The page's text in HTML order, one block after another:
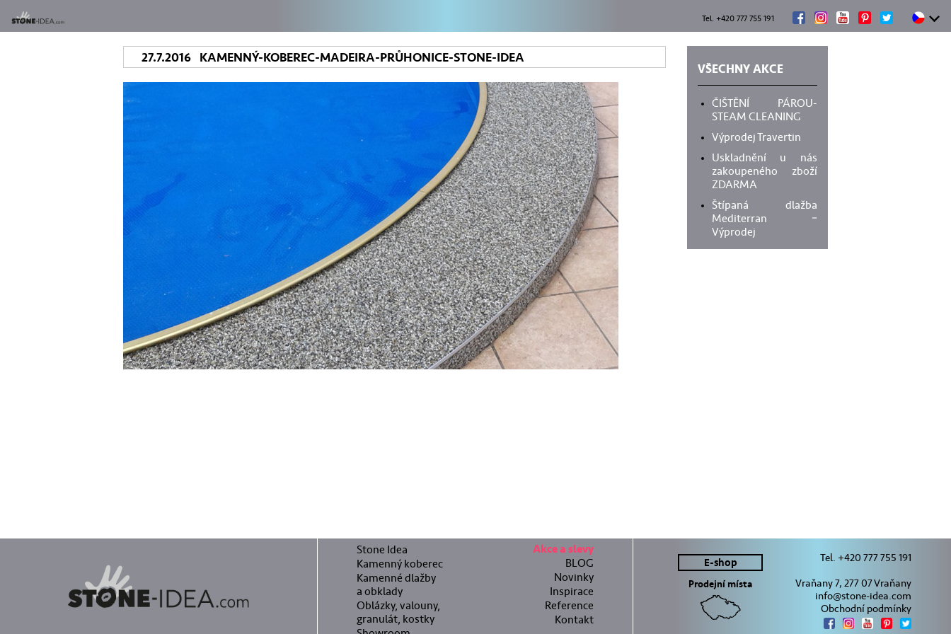
Tel. +420 777 755 191
VŠECHNY AKCE
ČIŠTĚNÍ PÁROU-
STEAM CLEANING
Výprodej Travertin
Uskladnění u nás
zakoupeného zboží
ZDARMA
Štípaná dlažba
Mediterran –
Výprodej
27.7.2016 KAMENNÝ-KOBEREC-MADEIRA-PRŮHONICE-STONE-IDEA
Stone Idea
Kamenný koberec
Kamenné dlažby
a obklady
Oblázky, valouny,
granulát, kostky
Akce a slevy
BLOG
Novinky
Inspirace
Reference
Kontakt
E-shop
Prodejní místa
Tel. +420 777 755 191
Vraňany 7, 277 07 Vraňany
info@stone-idea.com
Obchodní podmínky